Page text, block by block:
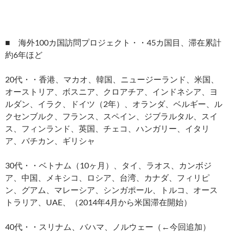
■ 海外100カ国訪問プロジェクト・・45カ国目、滞在累計
約6年ほど
20代・・香港、マカオ、韓国、ニュージーランド、米国、
オーストリア、ボスニア、クロアチア、インドネシア、ヨ
ルダン、イラク、ドイツ（2年）、オランダ、ベルギー、ル
クセンブルク、フランス、スペイン、ジブラルタル、スイ
ス、フィンランド、英国、チェコ、ハンガリー、イタリ
ア、バチカン、ギリシャ
30代・・ベトナム（10ヶ月）、タイ、ラオス、カンボジ
ア、中国、メキシコ、ロシア、台湾、カナダ、フィリピ
ン、グアム、マレーシア、シンガポール、トルコ、オース
トラリア、UAE、（2014年4月から米国滞在開始）
40代・・スリナム、バハマ、ノルウェー（←今回追加）